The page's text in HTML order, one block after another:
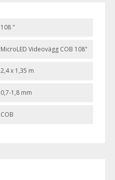
108 "
MicroLED Videovägg COB 108"
2,4 x 1,35 m
0,7-1,8 mm
COB